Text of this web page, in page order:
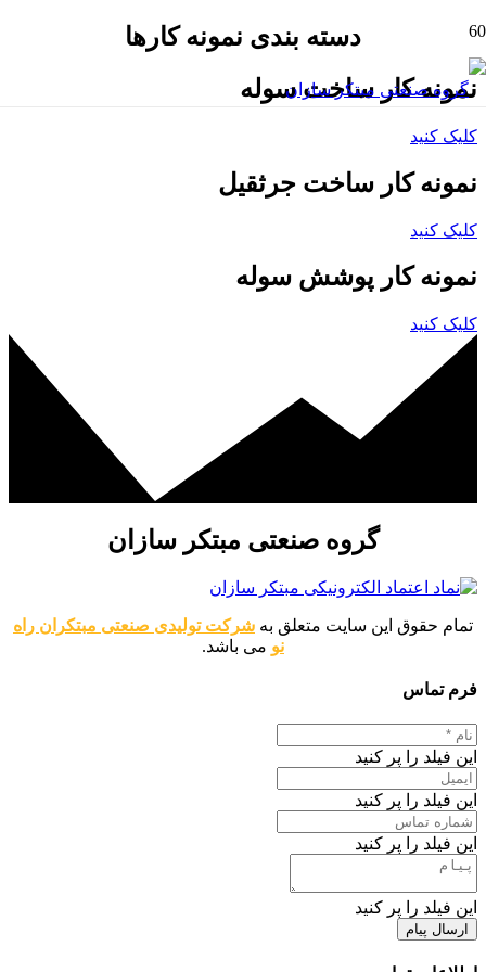
دسته بندی نمونه کارها
نمونه کار ساخت سوله
کلیک کنید
نمونه کار ساخت جرثقیل
کلیک کنید
نمونه کار پوشش سوله
کلیک کنید
گروه صنعتی مبتکر سازان
تمام حقوق این سایت متعلق به شرکت تولیدی صنعتی مبتکران راه
نو می باشد.
فرم تماس
این فیلد را پر کنید
این فیلد را پر کنید
این فیلد را پر کنید
این فیلد را پر کنید
ارسال پیام